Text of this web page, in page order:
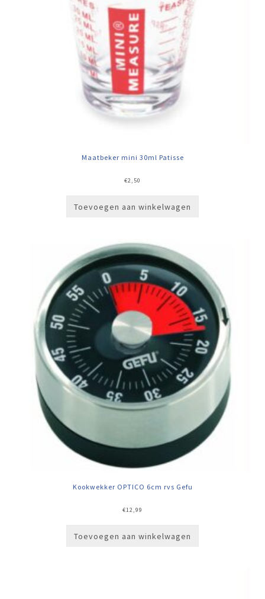
Maatbeker mini 30ml Patisse
€2,50
Toevoegen aan winkelwagen
Kookwekker OPTICO 6cm rvs Gefu
€12,99
Toevoegen aan winkelwagen